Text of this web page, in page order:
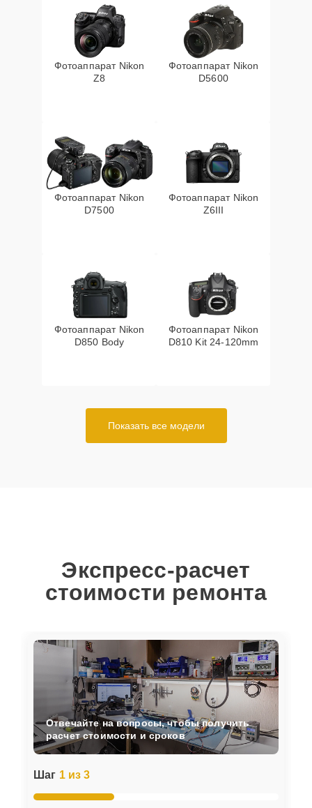
Фотоаппарат Nikon
Z8
Фотоаппарат Nikon
D5600
Фотоаппарат Nikon
D7500
Фотоаппарат Nikon
Z6III
Фотоаппарат Nikon
D850 Body
Фотоаппарат Nikon
D810 Kit 24-120mm
Показать все модели
Экспресс-расчет
стоимости ремонта
Шаг 1 из 3
Отвечайте на вопросы, чтобы получить
расчет стоимости и сроков